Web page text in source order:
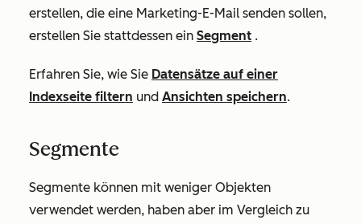
erstellen, die eine Marketing-E-Mail senden sollen,
erstellen Sie stattdessen ein Segment .
Erfahren Sie, wie Sie Datensätze auf einer
Indexseite filtern und Ansichten speichern.
Segmente
Segmente können mit weniger Objekten
verwendet werden, haben aber im Vergleich zu